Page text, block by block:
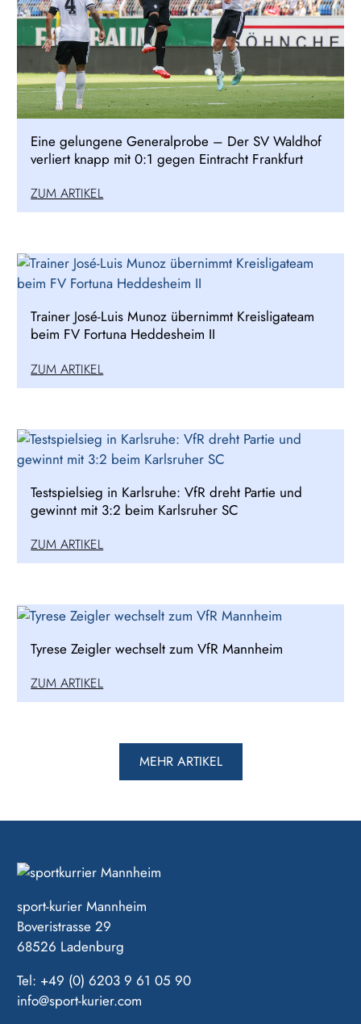
Eine gelungene Generalprobe – Der SV Waldhof
verliert knapp mit 0:1 gegen Eintracht Frankfurt
ZUM ARTIKEL
Trainer José-Luis Munoz übernimmt Kreisligateam
beim FV Fortuna Heddesheim II
ZUM ARTIKEL
Testspielsieg in Karlsruhe: VfR dreht Partie und
gewinnt mit 3:2 beim Karlsruher SC
ZUM ARTIKEL
Tyrese Zeigler wechselt zum VfR Mannheim
ZUM ARTIKEL
MEHR ARTIKEL
sport-kurier Mannheim
Boveristrasse 29
68526 Ladenburg
Tel: +49 (0) 6203 9 61 05 90
info@sport-kurier.com